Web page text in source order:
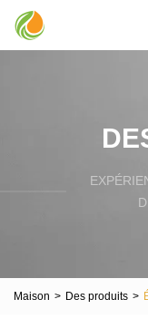
Maison > Des produits >